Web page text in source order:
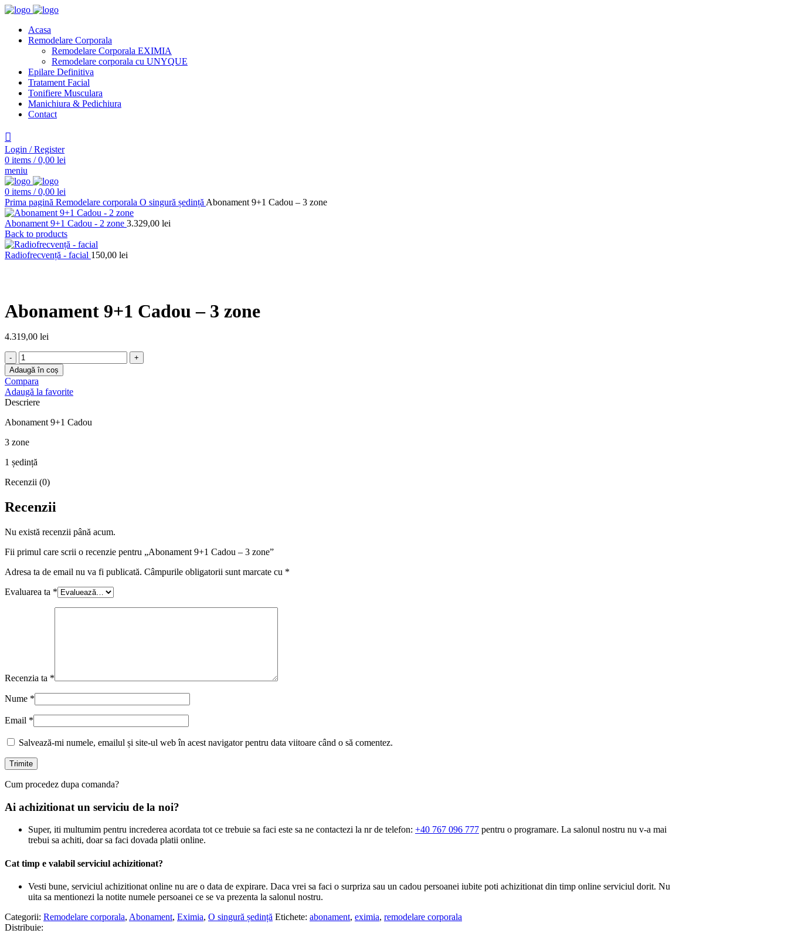
Acasa
Remodelare Corporala
Remodelare Corporala EXIMIA
Remodelare corporala cu UNYQUE
Epilare Definitiva
Tratament Facial
Tonifiere Musculara
Manichiura & Pedichiura
Contact
Login / Register
0 items / 0,00 lei
meniu
0 items / 0,00 lei
Prima pagină Remodelare corporala O singură ședință Abonament 9+1 Cadou – 3 zone
Abonament 9+1 Cadou - 2 zone 3.329,00 lei
Back to products
Radiofrecvență - facial 150,00 lei
Abonament 9+1 Cadou – 3 zone
4.319,00 lei
Cantitate
Abonament
9+1
Cadou
-
3
zone
Adaugă în coș
Compara
Adaugă la favorite
Descriere
Abonament 9+1 Cadou
3 zone
1 ședință
Recenzii (0)
Recenzii
Nu există recenzii până acum.
Fii primul care scrii o recenzie pentru „Abonament 9+1 Cadou – 3 zone”
Adresa ta de email nu va fi publicată. Câmpurile obligatorii sunt marcate cu *
Evaluarea ta *
Recenzia ta *
Nume *
Email *
Salvează-mi numele, emailul și site-ul web în acest navigator pentru data viitoare când o să comentez.
Cum procedez dupa comanda?
Ai achizitionat un serviciu de la noi?
Super, iti multumim pentru increderea acordata tot ce trebuie sa faci este sa ne contactezi la nr de telefon: +40 767 096 777 pentru o programare. La salonul nostru nu v-a mai
trebui sa achiti, doar sa faci dovada platii online.
Cat timp e valabil serviciul achizitionat?
Vesti bune, serviciul achizitionat online nu are o data de expirare. Daca vrei sa faci o surpriza sau un cadou persoanei iubite poti achizitionat din timp online serviciul dorit. Nu
uita sa mentionezi la notite numele persoanei ce se va prezenta la salonul nostru.
Categorii: Remodelare corporala, Abonament, Eximia, O singură ședință Etichete: abonament, eximia, remodelare corporala
Distribuie: